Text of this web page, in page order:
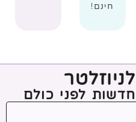
חינם!
לפני כולם